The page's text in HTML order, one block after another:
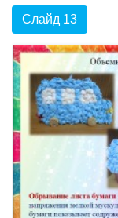
Слайд 13